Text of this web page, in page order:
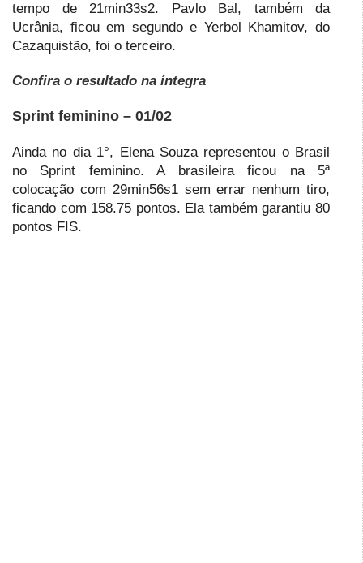
tempo de 21min33s2. Pavlo Bal, também da
Ucrânia, ficou em segundo e Yerbol Khamitov, do
Cazaquistão, foi o terceiro.
Confira o resultado na íntegra
Sprint feminino – 01/02
Ainda no dia 1°, Elena Souza representou o Brasil
no Sprint feminino. A brasileira ficou na 5ª
colocação com 29min56s1 sem errar nenhum tiro,
ficando com 158.75 pontos. Ela também garantiu 80
pontos FIS.